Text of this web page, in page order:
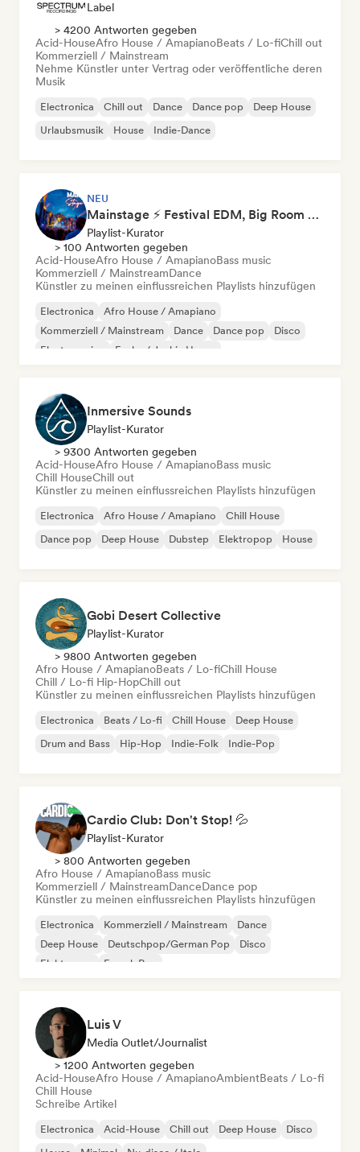
Label
> 4200 Antworten gegeben
Acid-HouseAfro House / AmapianoBeats / Lo-fiChill out
Kommerziell / Mainstream
Nehme Künstler unter Vertrag oder veröffentliche deren
Musik
Electronica Chill out Dance Dance pop
Deep House
Urlaubsmusik
House Indie-Dance
NEU
Mainstage ⚡ Festival EDM, Big Room & House Anthems
Playlist-Kurator
> 100 Antworten gegeben
Acid-HouseAfro House / AmapianoBass music
Kommerziell / MainstreamDance
Künstler zu meinen einflussreichen Playlists hinzufügen
Electronica
Afro House / Amapiano
Kommerziell / Mainstream
Dance Dance pop
Disco
Electro swing
Funky / Jackin House
Inmersive Sounds
Playlist-Kurator
> 9300 Antworten gegeben
Acid-HouseAfro House / AmapianoBass music
Chill HouseChill out
Künstler zu meinen einflussreichen Playlists hinzufügen
Electronica Afro House / Amapiano
Chill House
Dance pop
Deep House Dubstep Elektropop House
Gobi Desert Collective
Playlist-Kurator
> 9800 Antworten gegeben
Afro House / AmapianoBeats / Lo-fiChill House
Chill / Lo-fi Hip-HopChill out
Künstler zu meinen einflussreichen Playlists hinzufügen
Electronica Beats / Lo-fi Chill House
Deep House
Drum and Bass
Hip-Hop Indie-Folk Indie-Pop
Cardio Club: Don't Stop! 💦
Playlist-Kurator
> 800 Antworten gegeben
Afro House / AmapianoBass music
Kommerziell / MainstreamDanceDance pop
Künstler zu meinen einflussreichen Playlists hinzufügen
Electronica Kommerziell / Mainstream
Dance
Deep House
Deutschpop/German Pop
Disco
Elektropop
French Pop
Luis V
Media Outlet/Journalist
> 1200 Antworten gegeben
Acid-HouseAfro House / AmapianoAmbientBeats / Lo-fi
Chill House
Schreibe Artikel
Electronica Acid-House Chill out Deep House
Disco